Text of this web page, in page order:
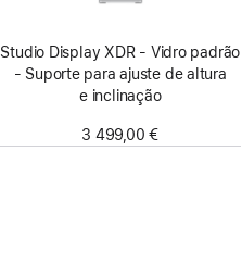
Studio Display XDR - Vidro padrão
- Suporte para ajuste de altura
e inclinação
3 499,00 €